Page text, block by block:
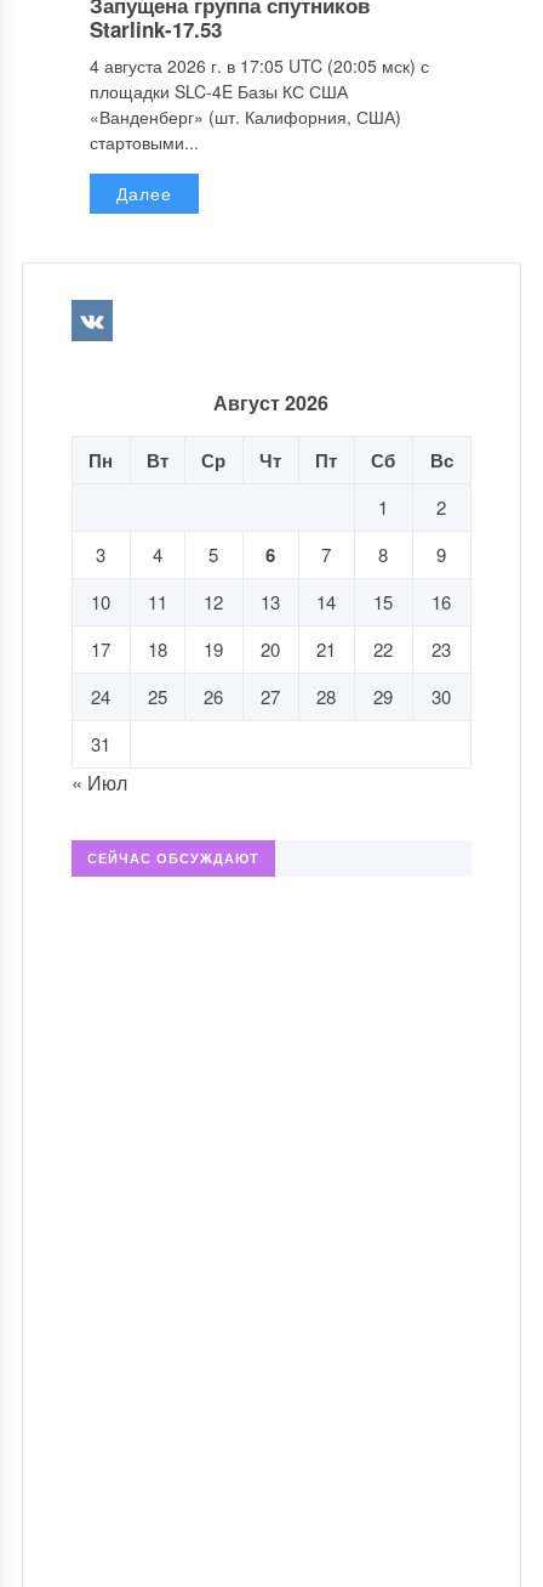
Starlink-17.53
4 августа 2026 г. в 17:05 UTC (20:05 мск) с
площадки SLC-4E Базы КС США
«Ванденберг» (шт. Калифорния, США)
стартовыми...
Далее
Август 2026
Пн Вт Ср Чт Пт Сб Вс
1
2
3
4 5 6 7 8
9
10
11 12 13 14 15
16
17
18 19 20 21 22
23
24
25 26 27 28 29
30
31
« Июл
СЕЙЧАС ОБСУЖДАЮТ